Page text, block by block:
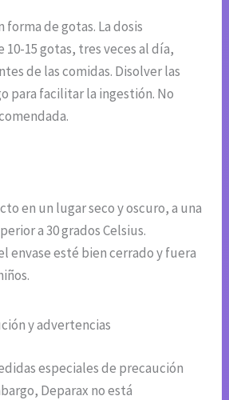
forma de gotas. La dosis
10-15 gotas, tres veces al día,
de las comidas. Disolver las
para facilitar la ingestión. No
en un lugar seco y oscuro, a una
a 30 grados Celsius.
envase esté bien cerrado y fuera
y advertencias
especiales de precaución
Deparax no está